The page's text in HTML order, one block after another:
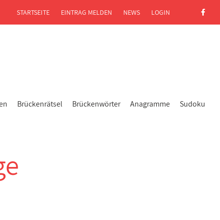
Brückenrätsel Brückenwörter Anagramme Sudoku
STARTSEITE EINTRAG MELDEN NEWS LOGIN